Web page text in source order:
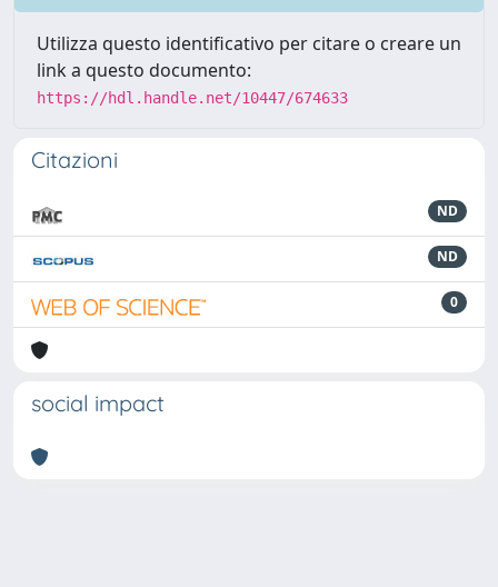
Utilizza questo identificativo per citare o creare un
link a questo documento:
https://hdl.handle.net/10447/674633
Citazioni
ND
ND
0
social impact